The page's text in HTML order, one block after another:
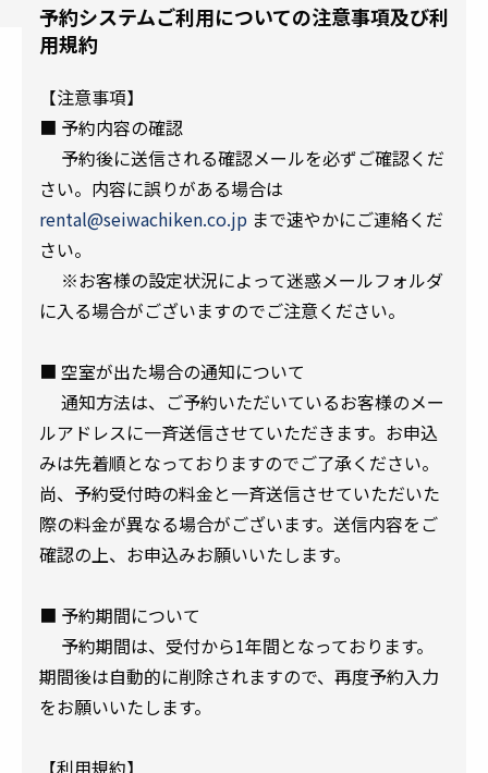
予約システムご利用についての注意事項及び利
用規約
【注意事項】
■ 予約内容の確認
予約後に送信される確認メールを必ずご確認くだ
さい。内容に誤りがある場合は
rental@seiwachiken.co.jp まで速やかにご連絡くだ
さい。
※お客様の設定状況によって迷惑メールフォルダ
に入る場合がございますのでご注意ください。
■ 空室が出た場合の通知について
通知方法は、ご予約いただいているお客様のメー
ルアドレスに一斉送信させていただきます。お申込
みは先着順となっておりますのでご了承ください。
尚、予約受付時の料金と一斉送信させていただいた
際の料金が異なる場合がございます。送信内容をご
確認の上、お申込みお願いいたします。
■ 予約期間について
予約期間は、受付から1年間となっております。
期間後は自動的に削除されますので、再度予約入力
をお願いいたします。
【利用規約】